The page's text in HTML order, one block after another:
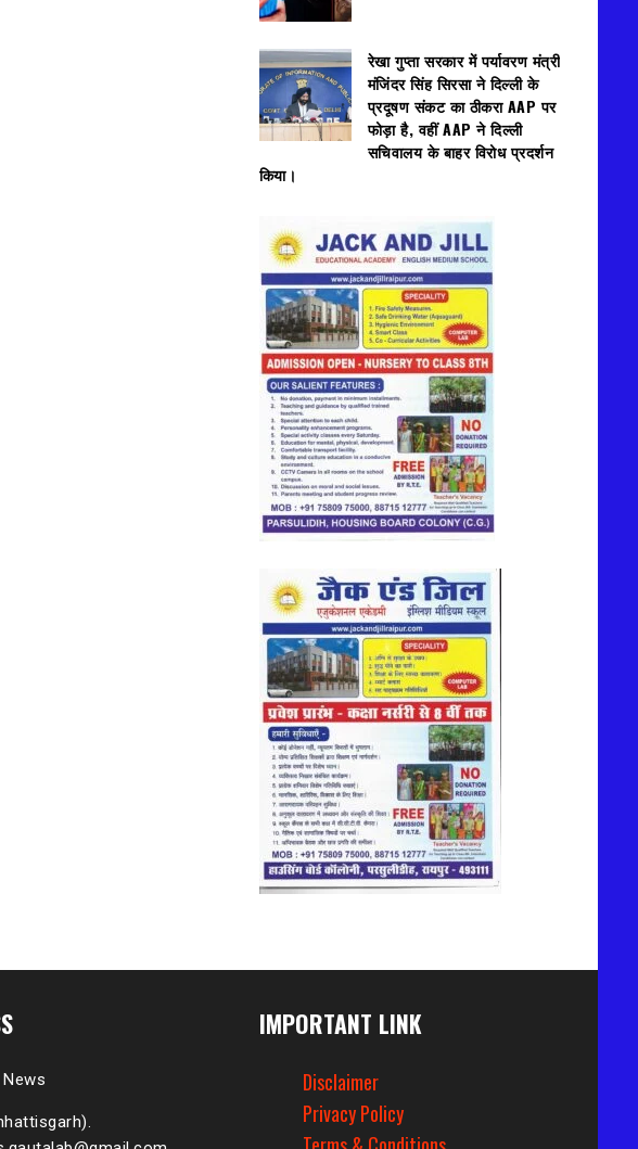
रेखा गुप्ता सरकार में पर्यावरण मंत्री
मंजिंदर सिंह सिरसा ने दिल्ली के
प्रदूषण संकट का ठीकरा AAP पर
फोड़ा है, वहीं AAP ने दिल्ली
सचिवालय के बाहर विरोध प्रदर्शन
किया।
IMPORTANT LINK
Disclaimer
Privacy Policy